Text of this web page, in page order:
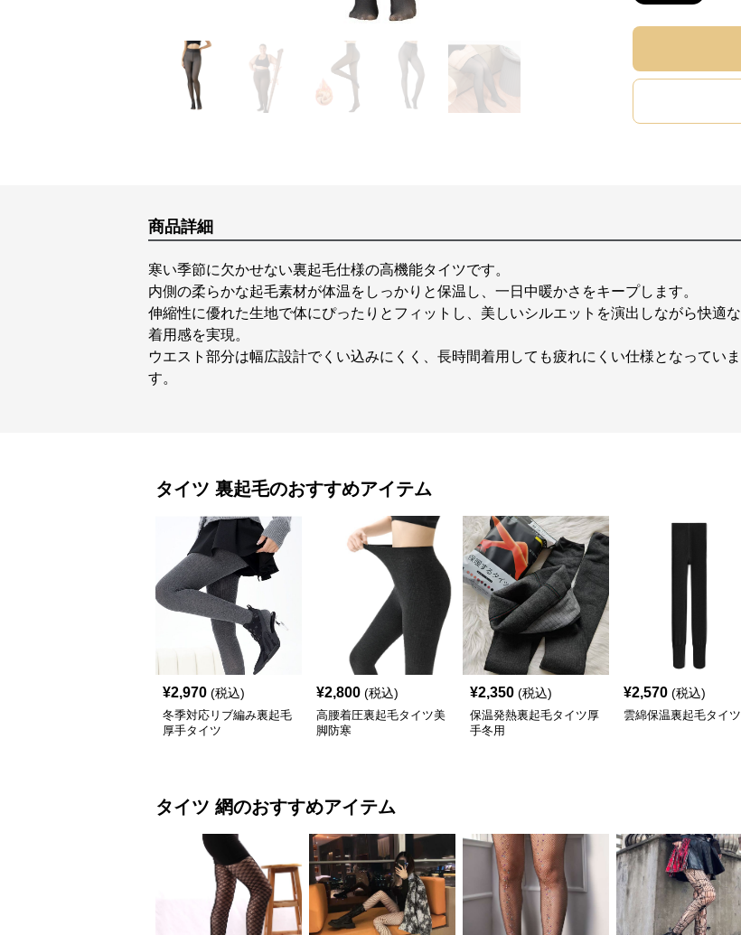
商品詳細
寒い季節に欠かせない裏起毛仕様の高機能タイツです。
内側の柔らかな起毛素材が体温をしっかりと保温し、一日中暖かさをキープします。
伸縮性に優れた生地で体にぴったりとフィットし、美しいシルエットを演出しながら快適な
着用感を実現。
ウエスト部分は幅広設計でくい込みにくく、長時間着用しても疲れにくい仕様となっていま
す。
タイツ 裏起毛のおすすめアイテム
¥2,970 (税込)
冬季対応リブ編み裏起毛
厚手タイツ
¥2,800 (税込)
高腰着圧裏起毛タイツ美
脚防寒
¥2,350 (税込)
保温発熱裏起毛タイツ厚
手冬用
¥2,570 (税込)
雲綿保温裏起毛タイツ
タイツ 網のおすすめアイテム